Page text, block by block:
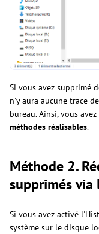
Si vous avez supprimé
n'y aura aucune trace
bureau. Ainsi, vous
méthodes réalisables.
Méthode 2.
supprimés via
Si vous avez activé
système sur le disque